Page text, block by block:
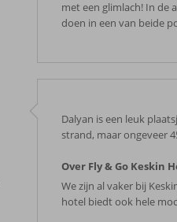
met een glimlach! In de
doen in een van beide
Dalyan is een leuk
strand, maar ongeveer
Over Fly & Go Keskin
We zijn al vaker bij
hotel biedt ook hele